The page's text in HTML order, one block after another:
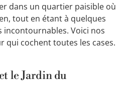
dans un quartier paisible où
tout en étant à quelques
incontournables. Voici nos
cochent toutes les cases.
le Jardin du